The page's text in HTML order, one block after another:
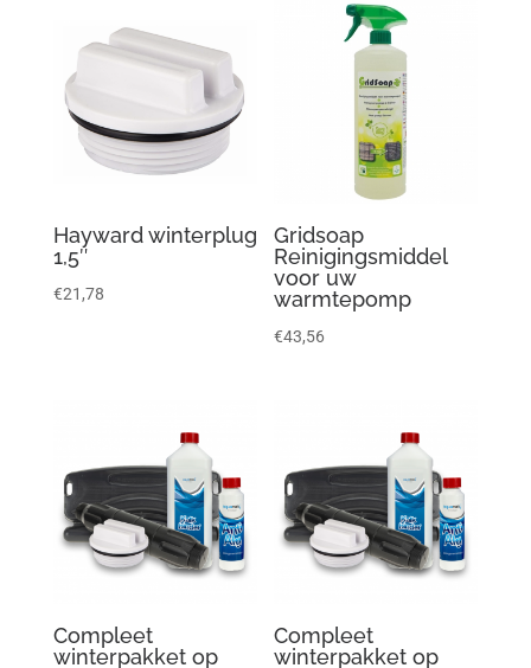
Hayward winterplug
1,5″
€21,78
Gridsoap
Reinigingsmiddel
voor uw
warmtepomp
€43,56
Compleet
winterpakket op
Compleet
winterpakket op